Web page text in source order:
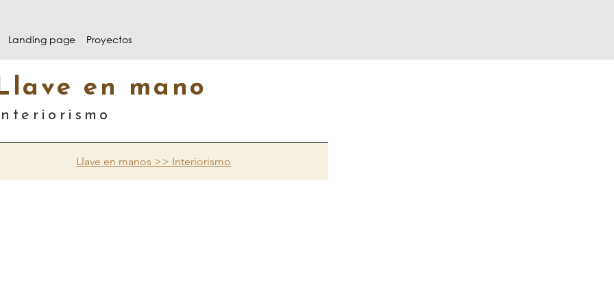
Landing page Proyectos
en mano
Llave en manos >> Interiorismo